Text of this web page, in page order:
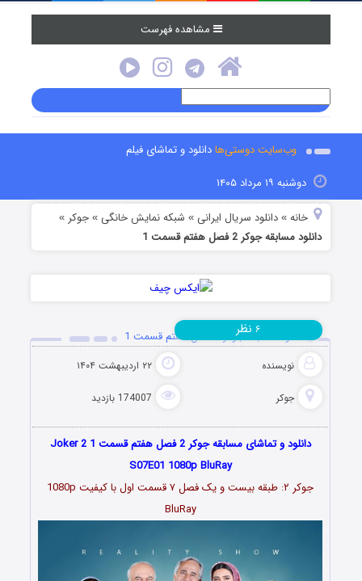
مشاهده فهرست
وب‌سایت دوستی‌هادانلود و تماشای فیلم
دوشنبه ۱۹ مرداد ۱۴۰۵
خانه »دانلود سریال ایرانی » شبکه نمایش خانگی »جوکر »
دانلود مسابقه جوکر 2 فصل هفتم قسمت 1
دانلود مسابقه جوکر 2 فصل هفتم قسمت 1
نویسنده ۲۲ اردیبهشت ۱۴۰۴
جوکر 174007 بازدید
۶ نظر
دانلود و تماشای مسابقه جوکر 2 فصل هفتم قسمت 1 Joker 2
S07E01 1080p BluRay
جوکر ۲: طبقه بیست و یک فصل ۷ قسمت اول با کیفیت 1080p
BluRay